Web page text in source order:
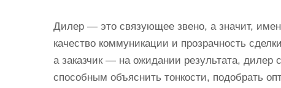
Дилер — это связующее звено, а значит,
качество коммуникации и прозрачность
а заказчик — на ожидании результата, дилер
способным объяснить тонкости, подобрать